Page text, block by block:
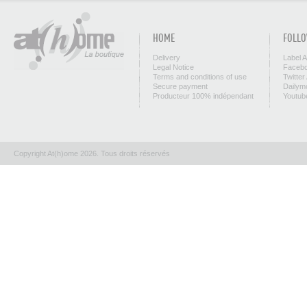
HOME
Delivery
Legal Notice
Terms and conditions of use
Secure payment
Producteur 100% indépendant
Label
Twitter
Copyright At(h)ome 2026. Tous droits réservés